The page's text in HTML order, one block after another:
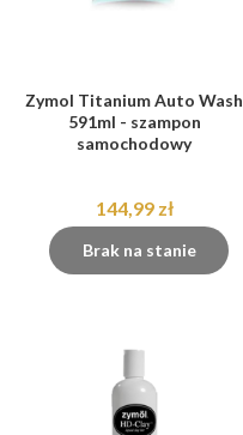
Zymol Titanium Auto Wash
591ml - szampon
samochodowy
144,99 zł
Brak na stanie